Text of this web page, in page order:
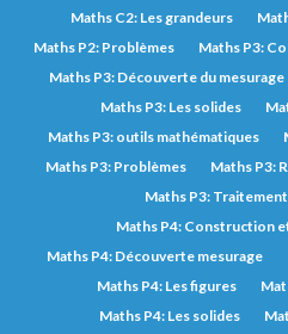
Maths C2: Les grandeurs
Maths P2: Problèmes
Maths P3:
Maths P3: Découverte du mesurage
Maths P3: Les solides
Maths P3: outils mathématiques
Maths P3: Problèmes
Maths P3:
Maths P3:
Maths P4: Construction
Maths P4: Découverte mesurage
Maths P4: Les figures
Maths P4: Les solides